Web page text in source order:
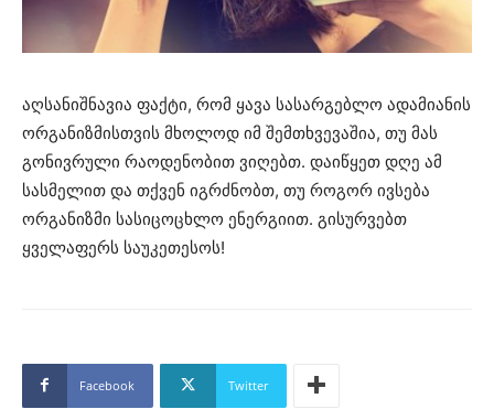
აღსანიშნავია ფაქტი, რომ ყავა სასარგებლო ადამიანის
ორგანიზმისთვის მხოლოდ იმ შემთხვევაშია, თუ მას
გონივრული რაოდენობით ვიღებთ. დაიწყეთ დღე ამ
სასმელით და თქვენ იგრძნობთ, თუ როგორ ივსება
ორგანიზმი სასიცოცხლო ენერგიით. გისურვებთ
ყველაფერს საუკეთესოს!
Facebook Twitter